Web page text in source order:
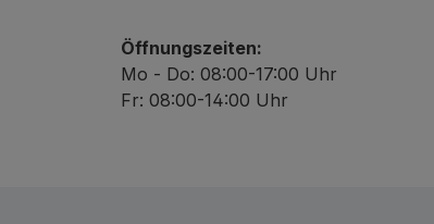
Öffnungszeiten:
Mo - Do: 08:00-17:00 Uhr
Fr: 08:00-14:00 Uhr